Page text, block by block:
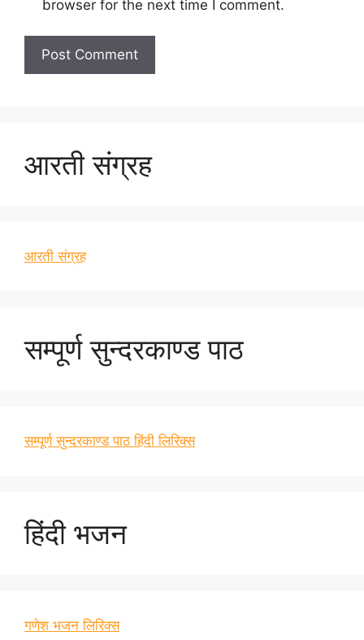
browser for the next time I comment.
आरती संग्रह
आरती संग्रह
सम्पूर्ण सुन्दरकाण्ड पाठ
सम्पूर्ण सुन्दरकाण्ड पाठ हिंदी लिरिक्स
हिंदी भजन
गणेश भजन लिरिक्स